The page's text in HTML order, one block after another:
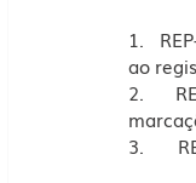
1.
ao
2.
3.